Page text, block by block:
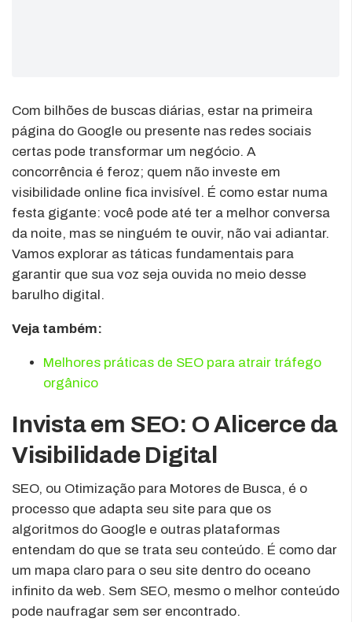
Com bilhões de buscas diárias, estar na primeira
página do Google ou presente nas redes sociais
certas pode transformar um negócio. A
concorrência é feroz; quem não investe em
visibilidade online fica invisível. É como estar numa
festa gigante: você pode até ter a melhor conversa
da noite, mas se ninguém te ouvir, não vai adiantar.
Vamos explorar as táticas fundamentais para
garantir que sua voz seja ouvida no meio desse
barulho digital.
Veja também:
Melhores práticas de SEO para atrair tráfego
orgânico
Invista em SEO: O Alicerce da
Visibilidade Digital
SEO, ou Otimização para Motores de Busca, é o
processo que adapta seu site para que os
algoritmos do Google e outras plataformas
entendam do que se trata seu conteúdo. É como dar
um mapa claro para o seu site dentro do oceano
infinito da web. Sem SEO, mesmo o melhor conteúdo
pode naufragar sem ser encontrado.